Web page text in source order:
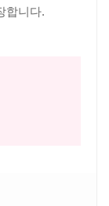
합니다.